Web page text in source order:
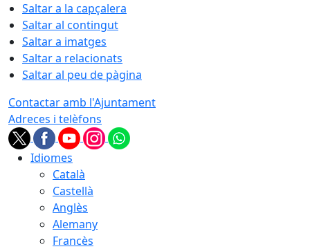
Saltar a la capçalera
Saltar al contingut
Saltar a imatges
Saltar a relacionats
Saltar al peu de pàgina
Contactar amb l'Ajuntament
Adreces i telèfons
Idiomes
Català
Castellà
Anglès
Alemany
Francès